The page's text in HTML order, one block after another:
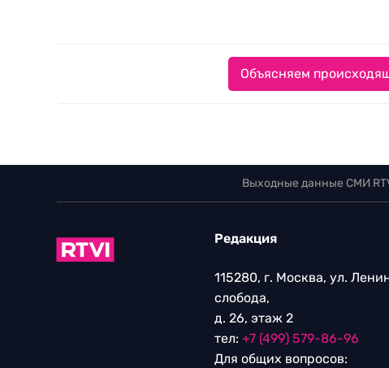
Объясняем
Выходные данные СМИ
Редакция
115280, г. Москва, ул.
слобода,
д. 26, этаж 2
тел: +7 (499) 579-86-96
Для общих вопросов: